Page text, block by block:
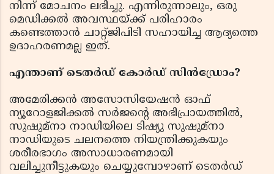
നിന്ന് മോചനം ലഭിച്ചു. എന്നിരുന്നാലും, ഒരു
മെഡിക്കൽ അവസ്ഥയ്ക്ക് പരിഹാരം
കണ്ടെത്താൻ ചാറ്റ്ജിപിടി സഹായിച്ച ആദ്യത്തെ
ഉദാഹരണമല്ല ഇത്.
എന്താണ് ടെതർഡ് കോർഡ് സിൻഡ്രോം?
അമേരിക്കൻ അസോസിയേഷൻ ഓഫ്
ന്യൂറോളജിക്കൽ സർജന്റെ അഭിപ്രായത്തിൽ,
സുഷുമ്‌നാ നാഡിയിലെ ടിഷ്യു സുഷുമ്‌നാ
നാഡിയുടെ ചലനത്തെ നിയന്ത്രിക്കുകയും
ശരീരഭാഗം അസാധാരണമായി
വലിച്ചുനീട്ടുകയും ചെയ്യുമ്പോഴാണ് ടെതർഡ്